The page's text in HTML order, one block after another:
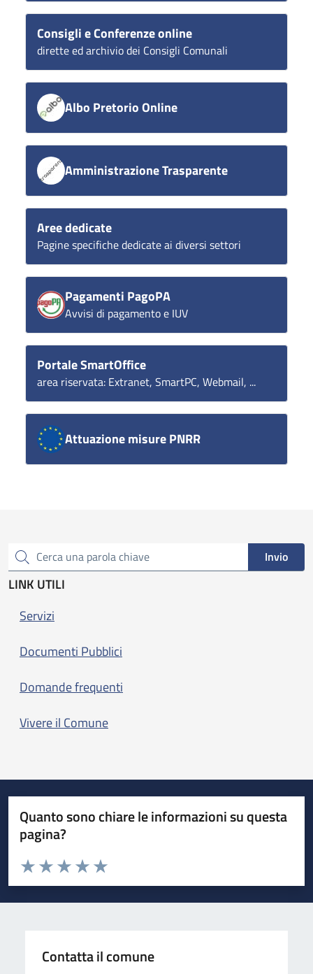
Consigli e Conferenze online
dirette ed archivio dei Consigli Comunali
Albo Pretorio Online
Amministrazione Trasparente
Aree dedicate
Pagine specifiche dedicate ai diversi settori
Pagamenti PagoPA
Avvisi di pagamento e IUV
Portale SmartOffice
area riservata: Extranet, SmartPC, Webmail, ...
Attuazione misure PNRR
Cerca una parola chiave Invio
LINK UTILI
Servizi
Documenti Pubblici
Domande frequenti
Vivere il Comune
Quanto sono chiare le informazioni su questa
pagina?
Valuta da 1 a 5 stelle la pagina
Valuta 5 stelle su 5
Valuta 4 stelle su 5
Valuta 3 stelle su 5
Valuta 2 stelle su 5
Valuta 1 stelle su 5
Contatta il comune